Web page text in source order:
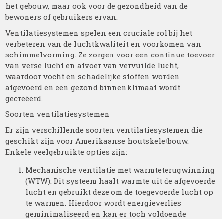
het gebouw, maar ook voor de gezondheid van de
bewoners of gebruikers ervan.
Ventilatiesystemen spelen een cruciale rol bij het
verbeteren van de luchtkwaliteit en voorkomen van
schimmelvorming. Ze zorgen voor een continue toevoer
van verse lucht en afvoer van vervuilde lucht,
waardoor vocht en schadelijke stoffen worden
afgevoerd en een gezond binnenklimaat wordt
gecreëerd.
Soorten ventilatiesystemen
Er zijn verschillende soorten ventilatiesystemen die
geschikt zijn voor Amerikaanse houtskeletbouw.
Enkele veelgebruikte opties zijn:
Mechanische ventilatie met warmteterugwinning
(WTW): Dit systeem haalt warmte uit de afgevoerde
lucht en gebruikt deze om de toegevoerde lucht op
te warmen. Hierdoor wordt energieverlies
geminimaliseerd en kan er toch voldoende